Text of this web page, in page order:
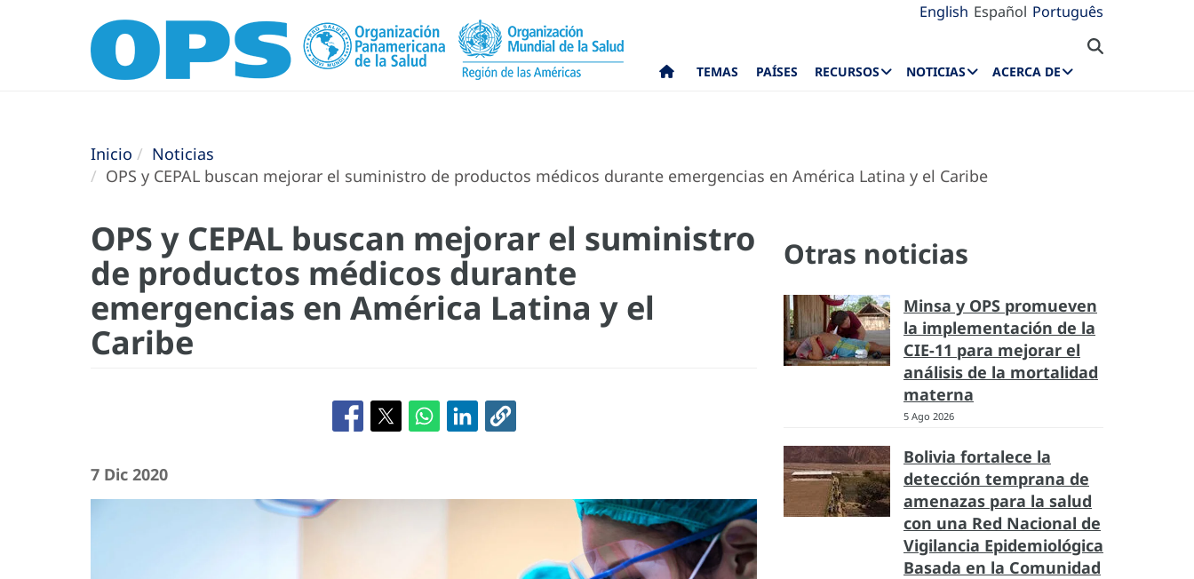
English Español Português
TEMAS PAÍSES RECURSOS NOTICIAS ACERCA DE
Inicio
Noticias
OPS y CEPAL buscan mejorar el suministro de productos médicos durante emergencias en América Latina y el Caribe
OPS y CEPAL buscan mejorar el suministro
de productos médicos durante
emergencias en América Latina y el
Caribe
7 Dic 2020
Otras noticias
Minsa y OPS promueven
la implementación de la
CIE-11 para mejorar el
análisis de la mortalidad
materna
5 Ago 2026
Bolivia fortalece la
detección temprana de
amenazas para la salud
con una Red Nacional de
Vigilancia Epidemiológica
Basada en la Comunidad